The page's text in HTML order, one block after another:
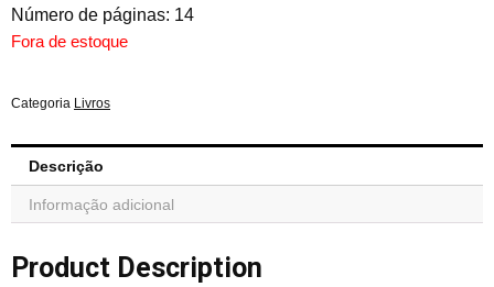
Número de páginas: 14
Fora de estoque
Categoria Livros
Descrição
Informação adicional
Product Description